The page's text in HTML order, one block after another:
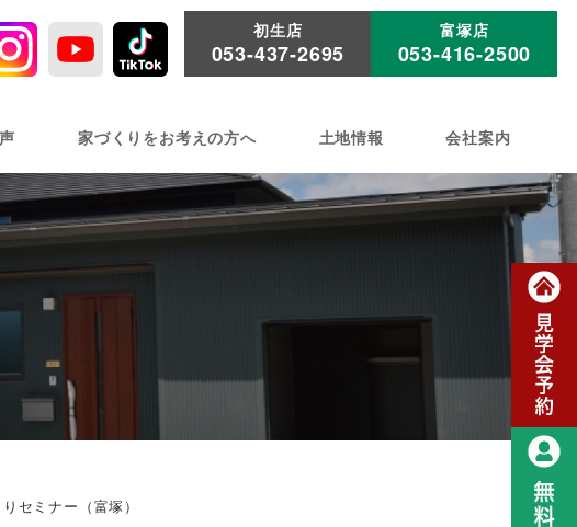
初生店
053-437-2695
富塚店
053-416-2500
家づくりをお考えの方へ 土地情報 会社案内
セミナー（富塚）